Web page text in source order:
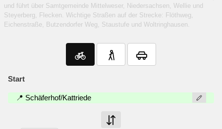
und führt über Samtgemeinde Mittelweser, Niedersachsen, Wellie und
Steyerberg, Flecken. Wichtige Straßen auf der Strecke: Flöthweg,
Eichenstraße, Butzendorfer Weg, Staustufe und Woltringhausen.
Start
📍 Schäferhof/Kattriede